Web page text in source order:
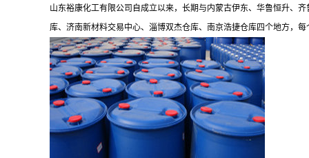
山东裕康化工有限公司自成立以来，长期与内蒙古伊东、华鲁恒升、
库、济南新材料交易中心、淄博双杰仓库、南京浩捷仓库四个地方，